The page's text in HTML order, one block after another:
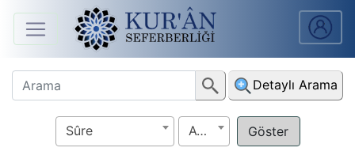
Anasayfa
Sûreler
Arapça
Detaylı Arama
Sûre Ayet